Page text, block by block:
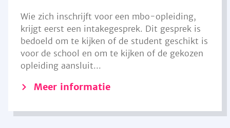
Wie zich inschrijft voor een mbo-opleiding,
krijgt eerst een intakegesprek. Dit gesprek is
bedoeld om te kijken of de student geschikt is
voor de school en om te kijken of de gekozen
opleiding aansluit...
Meer informatie